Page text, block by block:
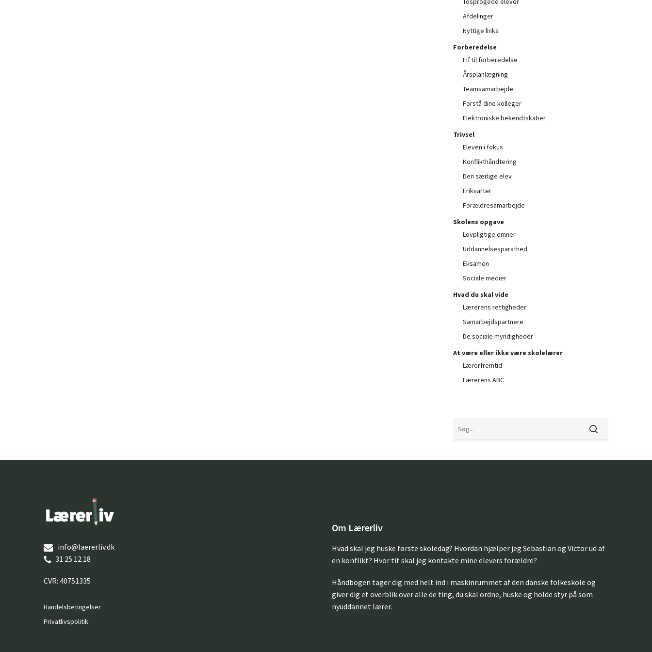
Ingen varer i kurven.
Go to shop
Afdelinger
Nyttige links
Forberedelse
Fif til forberedelse
Årsplanlægning
Teamsamarbejde
Forstå dine kolleger
Elektroniske bekendtskaber
Trivsel
Eleven i fokus
Konflikthåndtering
Den særlige elev
Frikvarter
Forældresamarbejde
Skolens opgave
Lovpligtige emner
Uddannelsesparathed
Eksamen
Sociale medier
Hvad du skal vide
Lærerens rettigheder
Samarbejdspartnere
De sociale myndigheder
At være eller ikke være skolelærer
Lærerfremtid
Lærerens ABC
info@laererliv.dk
31 25 12 18
CVR: 40751335
Handelsbetingelser
Privatlivspolitik
Om Lærerliv
Hvad skal jeg huske første skoledag? Hvordan hjælper jeg Sebastian og Victor ud af
en konflikt? Hvor tit skal jeg kontakte mine elevers forældre?
Håndbogen tager dig med helt ind i maskinrummet af den danske folkeskole og
giver dig et overblik over alle de ting, du skal ordne, huske og holde styr på som
nyuddannet lærer.